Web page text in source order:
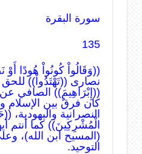
سورة البقرة
135
((وَقَالُواْ كُونُواْ هُودًا
نصارى ((تَهْتَدُواْ))
((إِبْرَاهِيمَ)) الصافي عن
كان فرقٌ بين الإسلام
النصرانية
الْمُشْرِكِينَ)) كما أنتم
(المسيح ابن الله)،
التوحيد.